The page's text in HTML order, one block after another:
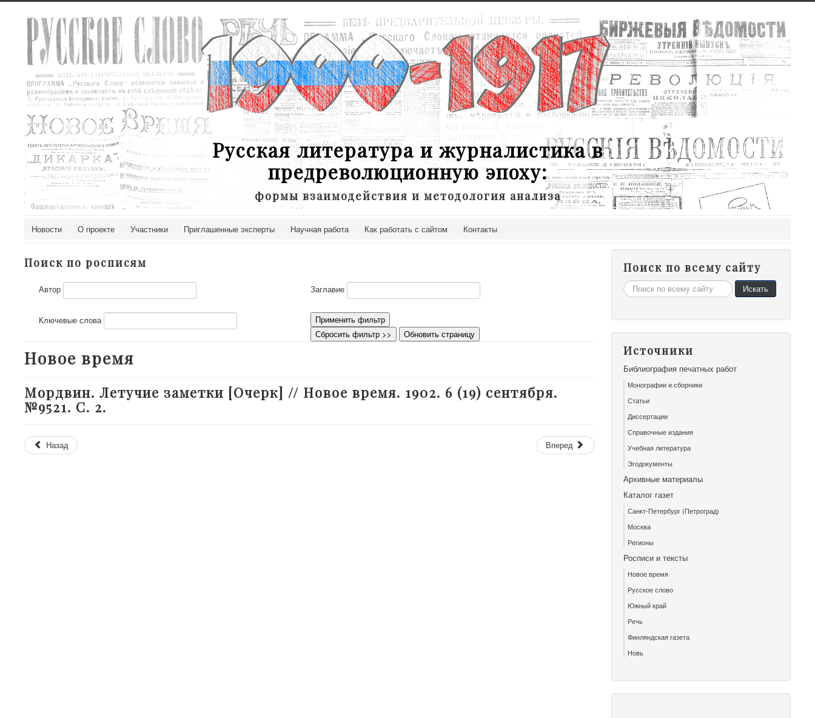
Русская литература и журналистика в
предреволюционную эпоху:
формы взаимодействия и методология анализа
Новости О проекте Участники Приглашенные эксперты Научная работа Как работать с сайтом Контакты
Поиск по росписям
Автор Заглавие
Ключевые слова
Применить фильтр
Сбросить фильтр >>
Обновить страницу
Новое время
Мордвин. Летучие заметки [Очерк] // Новое время. 1902. 6 (19) сентября.
№9521. С. 2.
Назад Вперед
Поиск по всему сайту
Искать... Искать
Источники
Библиография печатных работ
Монографии и сборники
Статьи
Диссертации
Справочные издания
Учебная литература
Эгодокументы
Архивные материалы
Каталог газет
Санкт-Петербург (Петроград)
Москва
Регионы
Росписи и тексты
Новое время
Русское слово
Южный край
Речь
Финляндская газета
Новь